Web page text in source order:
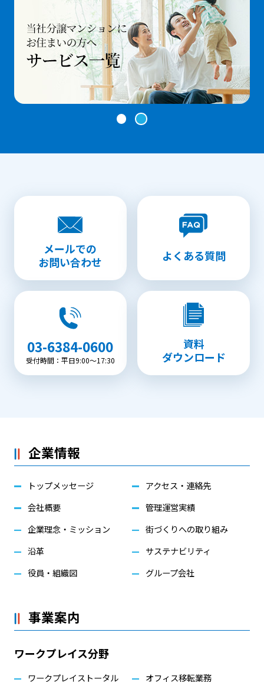
メールでの
お問い合わせ
よくある質問
03-6384-0600
受付時間：平日9:00〜17:30
資料
ダウンロード
企業情報
トップメッセージ
会社概要
企業理念・ミッション
沿革
役員・組織図
アクセス・連絡先
管理運営実績
街づくりへの取り組み
サステナビリティ
グループ会社
事業案内
ワークプレイス分野
ワークプレイストータル
オフィス移転業務